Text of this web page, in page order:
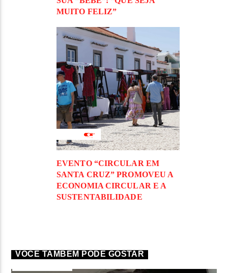
MUITO FELIZ”
EVENTO “CIRCULAR EM
SANTA CRUZ” PROMOVEU A
ECONOMIA CIRCULAR E A
SUSTENTABILIDADE
VOCÊ TAMBÉM PODE GOSTAR